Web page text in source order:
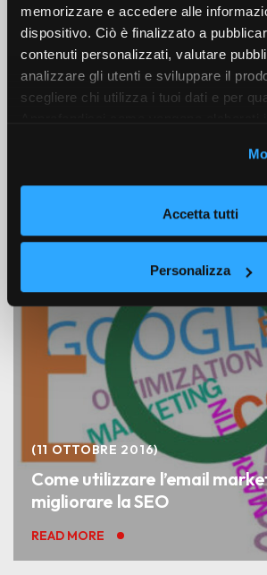
memorizzare e accedere alle
dispositivo. Ciò è finalizzato a
contenuti personalizzati, valutare
analizzare gli utenti e sviluppare il
scegliere chi utilizza i tuoi dati e per
modificare o revocare il tuo consenso
momento dalla Dichiarazione sui
terze parti, per personalizzare
fornire funzionalità dei social media e
nostro traffico, come meglio indicato
. Chiudendo questo banner tramite
“X” continuerai la navigazione del sito
cookie o altri strumenti di
tecnici.
Accetta tutti
Personalizza
PREV
Altri articoli
11 OTTOBRE 2016
Come utilizzare l’email
migliorare la SEO
READ MORE